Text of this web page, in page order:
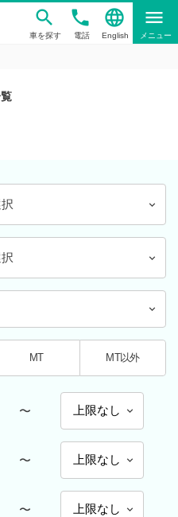
車を探す
phone
電話
language
English
menu
メニュー
MT MT以外
〜
〜
〜